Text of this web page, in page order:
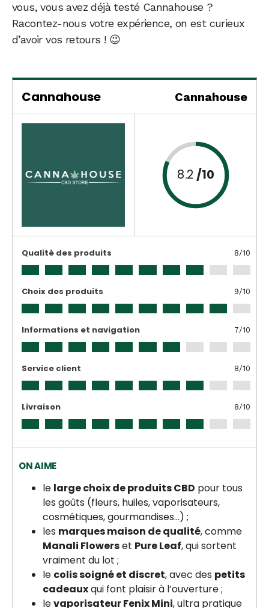
vous, vous avez déjà testé Cannahouse ?
Racontez-nous votre expérience, on est curieux
d’avoir vos retours ! 😉
Cannahouse Cannahouse
8.2 /10
Qualité des produits 8/10
Choix des produits 9/10
Informations et navigation 7/10
Service client 8/10
Livraison 8/10
ON AIME
le large choix de produits CBD pour tous
les goûts (fleurs, huiles, vaporisateurs,
cosmétiques, gourmandises…) ;
les marques maison de qualité, comme
Manali Flowerset Pure Leaf, qui sortent
vraiment du lot ;
le colis soigné et discret, avec des petits
cadeauxqui font plaisir à l’ouverture ;
levaporisateur Fenix Mini, ultra pratique